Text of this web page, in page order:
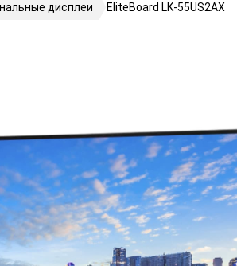
дисплеи EliteBoard LK-55US2AX